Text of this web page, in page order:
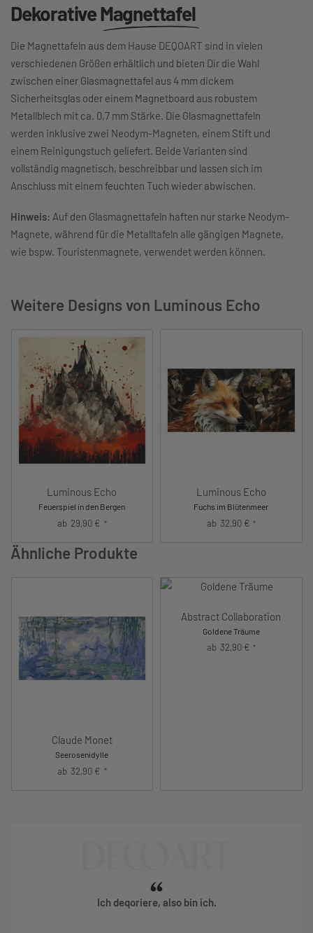
DekorativeMagnettafel
Die Magnettafeln aus dem Hause DEQOART sind in vielen
verschiedenen Größen erhältlich und bieten Dir die Wahl
zwischen einer Glasmagnettafel aus 4 mm dickem
Sicherheitsglas oder einem Magnetboard aus robustem
Metallblech mit ca. 0,7 mm Stärke. Die Glasmagnettafeln
werden inklusive zwei Neodym-Magneten, einem Stift und
einem Reinigungstuch geliefert. Beide Varianten sind
vollständig magnetisch, beschreibbar und lassen sich im
Anschluss mit einem feuchten Tuch wieder abwischen.
Hinweis: Auf den Glasmagnettafeln haften nur starke Neodym-
Magnete, während für die Metalltafeln alle gängigen Magnete,
wie bspw. Touristenmagnete, verwendet werden können.
Weitere Designs von Luminous Echo
Luminous Echo
Feuerspiel in den Bergen
ab 29,90 € *
Luminous Echo
Fuchs im Blütenmeer
ab 32,90 € *
Ähnliche Produkte
Claude Monet
Seerosenidylle
ab 32,90 € *
Abstract Collaboration
Goldene Träume
ab 32,90 € *
Ich deqoriere, also bin ich.